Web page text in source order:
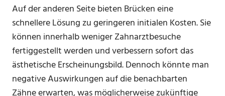
Auf der anderen Seite bieten Brücken eine
schnellere Lösung zu geringeren initialen Kosten. Sie
können innerhalb weniger Zahnarztbesuche
fertiggestellt werden und verbessern sofort das
ästhetische Erscheinungsbild. Dennoch könnte man
negative Auswirkungen auf die benachbarten